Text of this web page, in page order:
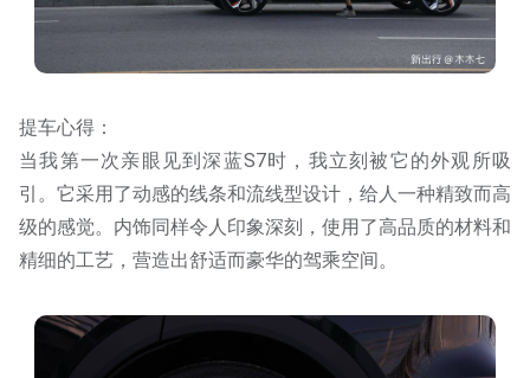
提车心得：
当我第一次亲眼见到深蓝S7时，我立刻被它的外观所吸
引。它采用了动感的线条和流线型设计，给人一种精致而高
级的感觉。内饰同样令人印象深刻，使用了高品质的材料和
精细的工艺，营造出舒适而豪华的驾乘空间。